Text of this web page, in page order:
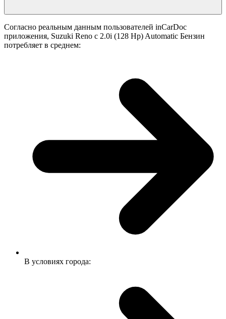
Согласно реальным данным пользователей inCarDoc
приложения, Suzuki Reno с 2.0i (128 Hp) Automatic Бензин
потребляет в среднем:
В условиях города: